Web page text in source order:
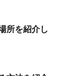
所を紹介し